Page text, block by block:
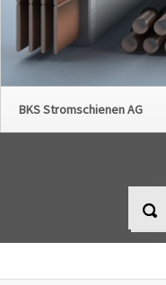
BKS Stromschienen AG